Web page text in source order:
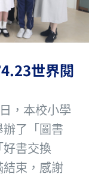
世界閱
，本校小學
辦了「圖書
好書交換
結束，感謝